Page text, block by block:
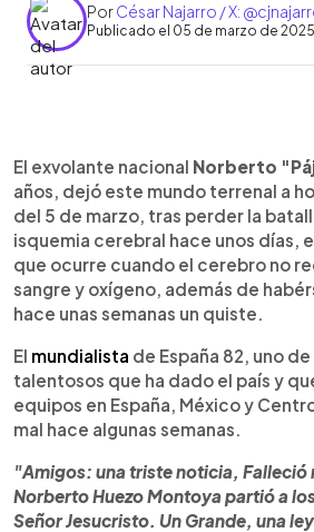
PorCésar Najarro / X:
Publicado el 05 de marzo de 2025
► Escuchar artículo
El exvolante nacional Norberto
años, dejó este mundo terrenal a
del 5 de marzo, tras perder la
isquemia cerebral hace unos días,
que ocurre cuando el cerebro no
sangre y oxígeno, además de
hace unas semanas un quiste.
El mundialista de España 82, uno
talentosos que ha dado el país y
equipos en España, México y
mal hace algunas semanas.
"Amigos: una triste noticia, Falleció
Norberto Huezo Montoya partió a
Señor Jesucristo. Un Grande, una